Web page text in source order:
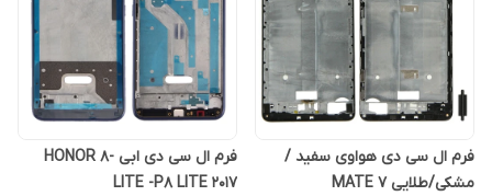
فرم ال سی دی هواوی سفید /
مشکی/طلایی MATE 7
فرم ال سی دی ابی -HONOR 8
LITE -P8 LITE 2017